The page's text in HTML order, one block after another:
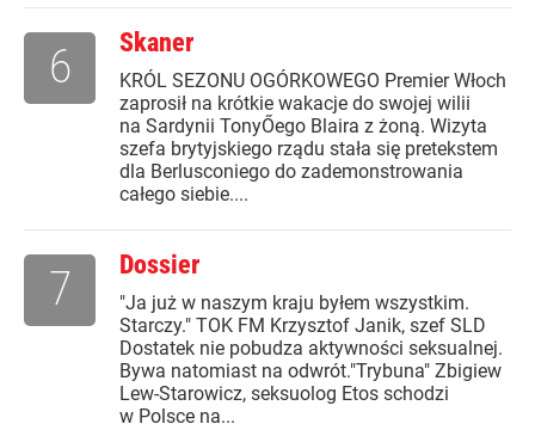
Skaner
KRÓL SEZONU OGÓRKOWEGO Premier Włoch
zaprosił na krótkie wakacje do swojej wilii
na Sardynii TonyŐego Blaira z żoną. Wizyta
szefa brytyjskiego rządu stała się pretekstem
dla Berlusconiego do zademonstrowania
całego siebie....
6
Dossier
"Ja już w naszym kraju byłem wszystkim.
Starczy." TOK FM Krzysztof Janik, szef SLD
Dostatek nie pobudza aktywności seksualnej.
Bywa natomiast na odwrót."Trybuna" Zbigiew
Lew-Starowicz, seksuolog Etos schodzi
w Polsce na...
7